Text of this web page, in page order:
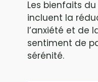
Les bienfaits
incluent la
l’anxiété et de
sentiment de
sérénité.